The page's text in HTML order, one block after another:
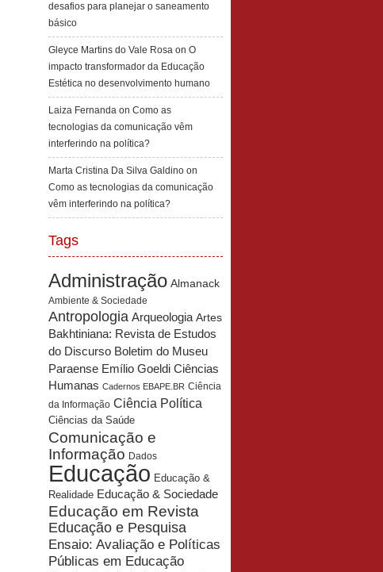
desafios para planejar o saneamento
básico
Gleyce Martins do Vale Rosa on O
impacto transformador da Educação
Estética no desenvolvimento humano
Laiza Fernanda on Como as
tecnologias da comunicação vêm
interferindo na política?
Marta Cristina Da Silva Galdino on
Como as tecnologias da comunicação
vêm interferindo na política?
Tags
Administração Almanack
Ambiente & Sociedade
Antropologia Arqueologia Artes
Bakhtiniana: Revista de Estudos
do Discurso Boletim do Museu
Paraense Emílio Goeldi Ciências
Humanas Cadernos EBAPE.BR Ciência
da Informação Ciência Política
Ciências da Saúde
Comunicação e
Informação Dados
Educação Educação &
Realidade Educação & Sociedade
Educação em Revista
Educação e Pesquisa
Ensaio: Avaliação e Políticas
Públicas em Educação